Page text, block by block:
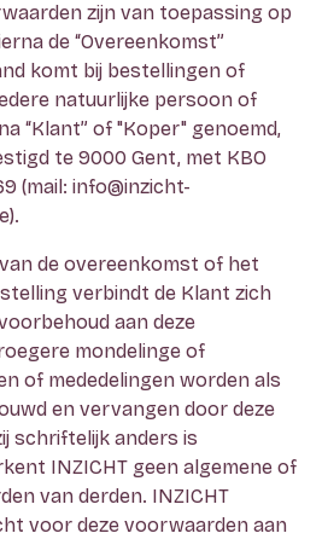
leerplatform met kant-en-
en oefeningen.
zelfstandigaan de slag kunt.
PLUS RICHTINGEN & VAKKEN
MAX
en stap voor stap door de
loodst.
MAX
BY INZICHT
op maat van ambitieuze
zoals jij, die hun
en studie willen
DE EXAMENCOMMISSIE?
is behoorlijk
We leggen het graag in
voor je uit.
OVER DE EXAMENCOMMISSIE
INZICHT?
is jepartner in crime.Lees hier
werken, in 7 duidelijke punten.
MEER OVER INZICHT
VRAGEN
nogandere vragen?Da’s normaal.
hier vind je alle antwoorden.
zijn van toepassing op
de “Overeenkomst”
komt bij bestellingen of
natuurlijke persoon of
“Klant” of "Koper" genoemd,
te 9000 Gent, met KBO
(mail: info@inzicht-
de overeenkomst of het
verbindt de Klant zich
aan deze
mondelinge of
of mededelingen worden als
en vervangen door deze
schriftelijk anders is
INZICHT geen algemene of
van derden. INZICHT
voor deze voorwaarden aan